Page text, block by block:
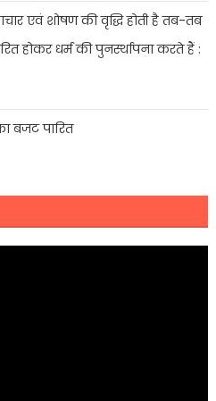
एवं शोषण की वृद्धि होती है तब-तब
होकर धर्म की पुनर्स्थापना करते हैं :
बजट पारित